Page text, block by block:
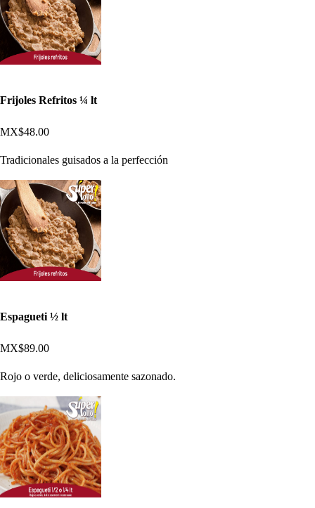
Frijoles Refritos ¼ lt
MX$48.00
Tradicionales guisados a la perfección
Espagueti ½ lt
MX$89.00
Rojo o verde, deliciosamente sazonado.